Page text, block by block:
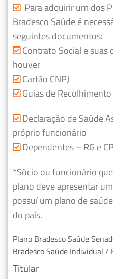
Para adquirir um dos
Bradesco Saúde é
seguintes documentos:
Contrato Social e suas
houver
Cartão CNPJ
Guias de Recolhimento
Declaração de Saúde
próprio funcionário
Dependentes – RG e
*Sócio ou funcionário
plano deve apresentar
possuí um plano de
do país.
Plano Bradesco Saúde
Bradesco Saúde Individual /
Titular